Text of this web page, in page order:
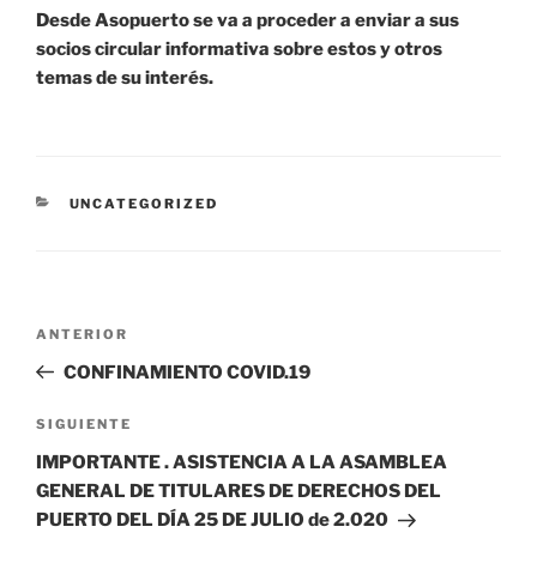
Desde Asopuerto se va a proceder a enviar a sus
socios circular informativa sobre estos y otros
temas de su interés.
CATEGORÍAS
UNCATEGORIZED
entradas
Entrada
anterior:
ANTERIOR
CONFINAMIENTO COVID.19
Siguiente
entrada
SIGUIENTE
IMPORTANTE . ASISTENCIA A LA ASAMBLEA
GENERAL DE TITULARES DE DERECHOS DEL
PUERTO DEL DÍA 25 DE JULIO de 2.020